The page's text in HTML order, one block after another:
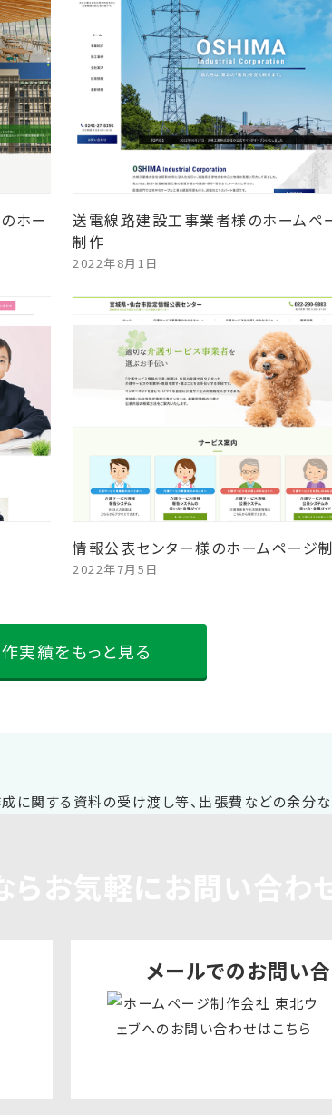
ホー
送電線路建設工事業者様のホームペ
制作
2022年8月1日
情報公表センター様のホームページ
2022年7月5日
実績をもっと見る
メールでのお問い